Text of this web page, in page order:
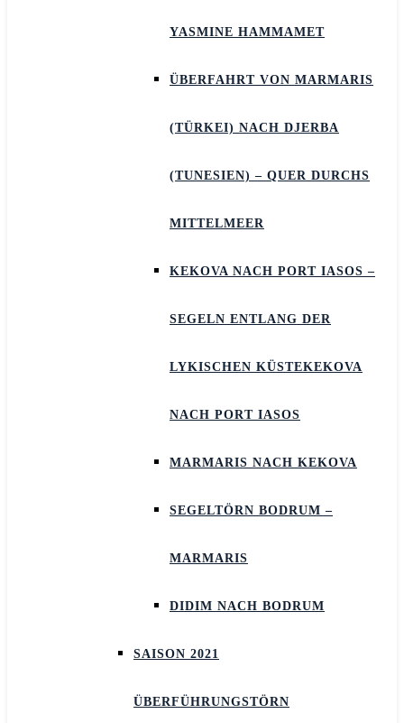
YASMINE HAMMAMET
ÜBERFAHRT VON MARMARIS
(TÜRKEI) NACH DJERBA
(TUNESIEN) – QUER DURCHS
MITTELMEER
KEKOVA NACH PORT IASOS –
SEGELN ENTLANG DER
LYKISCHEN KÜSTEKEKOVA
NACH PORT IASOS
MARMARIS NACH KEKOVA
SEGELTÖRN BODRUM –
MARMARIS
DIDIM NACH BODRUM
SAISON 2021
ÜBERFÜHRUNGSTÖRN